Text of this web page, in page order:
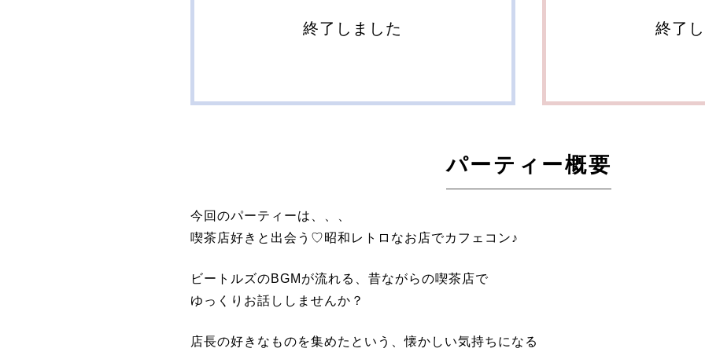
終了しました 終了
パーティー概要
今回のパーティーは、、、
喫茶店好きと出会う♡昭和レトロなお店でカフェコン♪
ビートルズのBGMが流れる、昔ながらの喫茶店で
ゆっくりお話ししませんか？
店長の好きなものを集めたという、懐かしい気持ちになる